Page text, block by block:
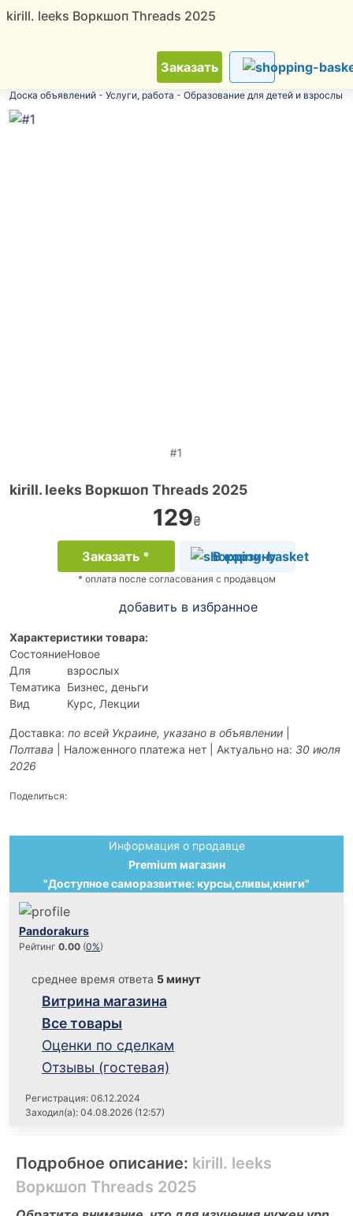
Скидки Советчица
Доска объявлений - Услуги, работа - Образование для детей и взрослых
#1
kirill. leeks Воркшоп Threads 2025
129₴
Заказать * В корзину
* оплата после согласования с продавцом
добавить в избранное
Характеристики товара:
СостояниеНовое
Для
взрослых
Тематика Бизнес, деньги
Вид
Курс, Лекции
Доставка: по всей Украине, указано в объявлении
Полтава | Наложенного платежа нет | Актуально на: 30 июля
2026
Поделиться:
Информация о продавце
Premium магазин
"Доступное саморазвитие: курсы,сливы,книги"
Pandorakurs
Рейтинг 0.00 (0%)
среднее время ответа 5 минут
Витрина магазина
Все товары
Оценки по сделкам
Отзывы (гостевая)
Регистрация: 06.12.2024
Заходил(а): 04.08.2026 (12:57)
Подробное описание: kirill. leeks
Воркшоп Threads 2025
kirill. leeks Воркшоп Threads 2025
Заказать